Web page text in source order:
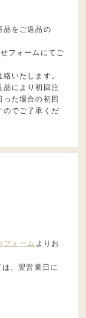
品をご返品の
フォームにてご
いたします。
により初回注
た場合の初回
のでご了承くだ
フォーム よりお
、翌営業日に